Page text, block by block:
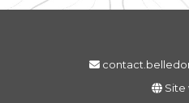
Site